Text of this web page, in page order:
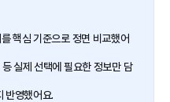
핵심 기준으로 정면 비교했어
실제 선택에 필요한 정보만 담
반영했어요.